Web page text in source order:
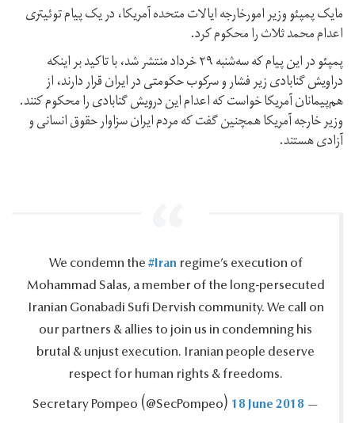
مایک پمپئو وزیر امورخارجه ایالات متحده آمریکا، در یک پیام توئیتری
اعدام محمد ثلاث را محکوم کرد.
پمپئو در این پیام که سه‌شنبه ۲۹ خرداد منتشر شد، با تاکید بر اینکه
دراویش گنابادی زیر فشار و سرکوب حکومتی در ایران قرار دارند، از
هم‌پیمانان آمریکا خواست که اعدام این درویش گنابادی را محکوم کنند.
وزیر خارجه آمریکا همچنین گفت که مردم ایران سزاوار حقوق انسانی و
آزادی هستند.
We condemn the#Iranregime’s execution of
Mohammad Salas, a member of the long-persecuted
Iranian Gonabadi Sufi Dervish community.‎ We call on
our partners & allies to join us in condemning his
brutal & unjust execution.‎ Iranian people deserve
respect for human rights & freedoms.‎
— Secretary Pompeo ‪(@SecPompeo)‬
18 June 2018